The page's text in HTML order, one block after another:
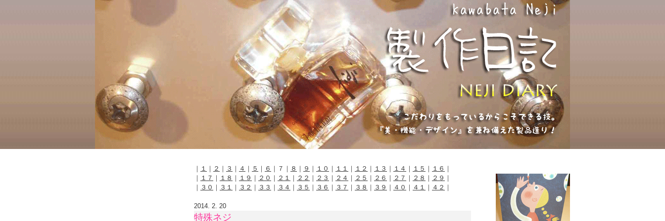
｜ １ ｜ ２ ｜ ３ ｜ ４ ｜ ５ ｜ ６ ｜７｜ ８ ｜ ９ ｜ １０ ｜ １１ ｜ １２ ｜ １３ ｜ １４ ｜ １５ ｜ １６ ｜
｜ １７ ｜ １８ ｜ １９ ｜ ２０ ｜ ２１ ｜ ２２ ｜ ２３ ｜ ２４ ｜ ２５ ｜ ２６ ｜ ２７ ｜ ２８ ｜ ２９ ｜
｜ ３０ ｜ ３１ ｜ ３２ ｜ ３３ ｜ ３４ ｜ ３５ ｜ ３６ ｜ ３７ ｜ ３８ ｜ ３９ ｜ ４０ ｜ ４１ ｜ ４２ ｜
2014. 2. 20
特殊ネジ